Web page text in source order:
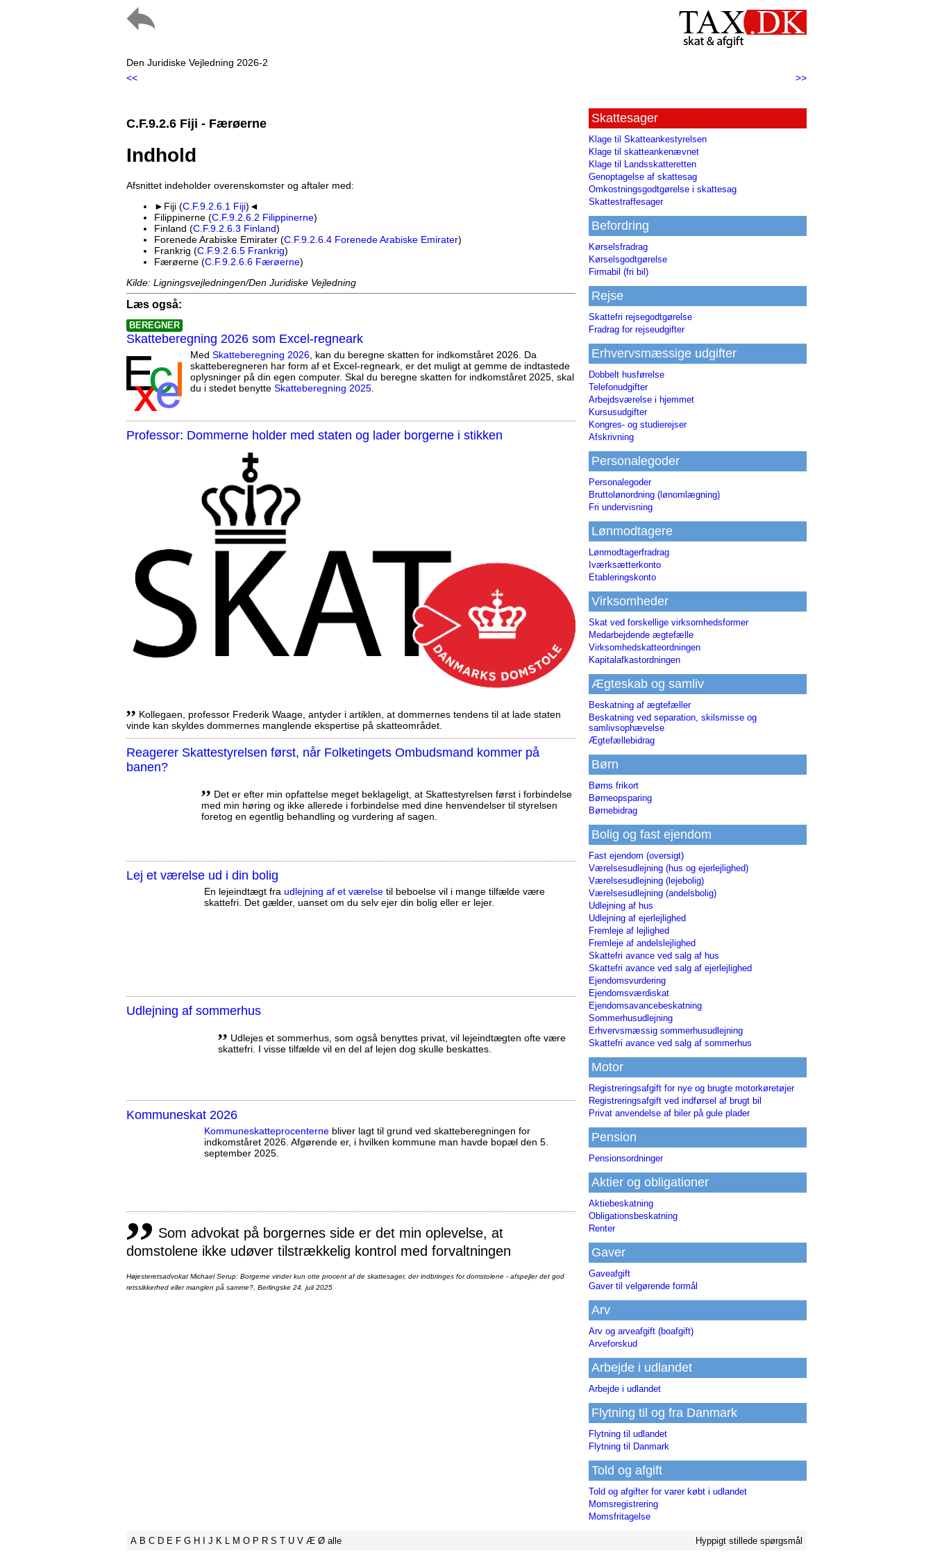
Den Juridiske Vejledning 2026-2
<<
>>
C.F.9.2.6 Fiji - Færøerne
Indhold
Afsnittet indeholder overenskomster og aftaler med:
►Fiji (C.F.9.2.6.1 Fiji)◄
Filippinerne (C.F.9.2.6.2 Filippinerne)
Finland (C.F.9.2.6.3 Finland)
Forenede Arabiske Emirater (C.F.9.2.6.4 Forenede Arabiske Emirater)
Frankrig (C.F.9.2.6.5 Frankrig)
Færøerne (C.F.9.2.6.6 Færøerne)
Kilde: Ligningsvejledningen/Den Juridiske Vejledning
Læs også:
BEREGNER
Skatteberegning 2026 som Excel-regneark
Med Skatteberegning 2026 , kan du beregne skatten for indkomståret 2026. Da
skatteberegneren har form af et Excel-regneark, er det muligt at gemme de indtastede
oplysninger på din egen computer. Skal du beregne skatten for indkomståret 2025, skal
du i stedet benytte Skatteberegning 2025
Professor: Dommerne holder med staten og lader borgerne i stikken
,, Kollegaen, professor Frederik Waage, antyder i artiklen, at dommernes tendens til at lade staten
vinde kan skyldes dommernes manglende ekspertise på skatteområdet.
Reagerer Skattestyrelsen først, når Folketingets Ombudsmand kommer på
banen?
,, Det er efter min opfattelse meget beklageligt, at Skattestyrelsen først i forbindelse
med min høring og ikke allerede i forbindelse med dine henvendelser til styrelsen
foretog en egentlig behandling og vurdering af sagen.
Lej et værelse ud i din bolig
En lejeindtægt fra udlejning af et værelse til beboelse vil i mange tilfælde være
skattefri. Det gælder, uanset om du selv ejer din bolig eller er lejer.
Udlejning af sommerhus
,, Udlejes et sommerhus, som også benyttes privat, vil lejeindtægten ofte være
skattefri. I visse tilfælde vil en del af lejen dog skulle beskattes.
Kommuneskat 2026
Kommuneskatte­procenterne bliver lagt til grund ved skatteberegningen for
indkomståret 2026. Afgørende er, i hvilken kommune man havde bopæl den 5.
september 2025.
,, Som advokat på borgernes side er det min oplevelse, at
domstolene ikke udøver tilstrækkelig kontrol med forvaltningen
Højesteretsadvokat Michael Serup: Borgerne vinder kun otte procent af de skattesager, der indbringes for domstolene - afspejler det god
retssikkerhed eller manglen på samme?, Berlingske 24. juli 2025
Skattesager
Klage til Skatteankestyrelsen
Klage til skatteankenævnet
Klage til Landsskatteretten
Genoptagelse af skattesag
Omkostningsgodtgørelse i skattesag
Skattestraffesager
Befordring
Kørselsfradrag
Kørselsgodtgørelse
Firmabil (fri bil)
Rejse
Skattefri rejsegodtgørelse
Fradrag for rejseudgifter
Erhvervsmæssige udgifter
Dobbelt husførelse
Telefonudgifter
Arbejdsværelse i hjemmet
Kursusudgifter
Kongres- og studierejser
Afskrivning
Personalegoder
Personalegoder
Bruttolønordning (lønomlægning)
Fri undervisning
Lønmodtagere
Lønmodtagerfradrag
Iværksætterkonto
Etableringskonto
Virksomheder
Skat ved forskellige virksomhedsformer
Medarbejdende ægtefælle
Virksomhedskatteordningen
Kapitalafkastordningen
Ægteskab og samliv
Beskatning af ægtefæller
Beskatning ved separation, skilsmisse og
samlivsophævelse
Ægtefællebidrag
Børn
Børns frikort
Børneopsparing
Børnebidrag
Bolig og fast ejendom
Fast ejendom (oversigt)
Værelsesudlejning (hus og ejerlejlighed)
Værelsesudlejning (lejebolig)
Værelsesudlejning (andelsbolig)
Udlejning af hus
Udlejning af ejerlejlighed
Fremleje af lejlighed
Fremleje af andelslejlighed
Skattefri avance ved salg af hus
Skattefri avance ved salg af ejerlejlighed
Ejendomsvurdering
Ejendomsværdiskat
Ejendomsavancebeskatning
Sommerhusudlejning
Erhvervsmæssig sommerhusudlejning
Skattefri avance ved salg af sommerhus
Motor
Registreringsafgift for nye og brugte motorkøretøjer
Registreringsafgift ved indførsel af brugt bil
Privat anvendelse af biler på gule plader
Pension
Pensionsordninger
Aktier og obligationer
Aktiebeskatning
Obligationsbeskatning
Renter
Gaver
Gaveafgift
Gaver til velgørende formål
Arv
Arv og arveafgift (boafgift)
Arveforskud
Arbejde i udlandet
Arbejde i udlandet
Flytning til og fra Danmark
Flytning til udlandet
Flytning til Danmark
Told og afgift
Told og afgifter for varer købt i udlandet
Momsregistrering
Momsfritagelse
A B C D E F G H J K L M O P R S T U V Æ Ø alle Hyppigt stillede spørgsmål